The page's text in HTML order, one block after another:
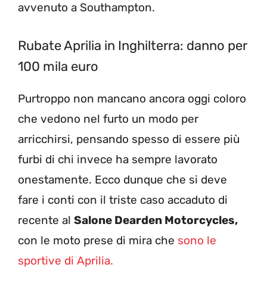
avvenuto a Southampton.
Rubate Aprilia in Inghilterra: danno per
100 mila euro
Purtroppo non mancano ancora oggi coloro
che vedono nel furto un modo per
arricchirsi, pensando spesso di essere più
furbi di chi invece ha sempre lavorato
onestamente. Ecco dunque che si deve
fare i conti con il triste caso accaduto di
recente al Salone Dearden Motorcycles,
con le moto prese di mira che sono le
sportive di Aprilia.